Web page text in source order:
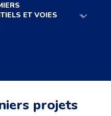
ET VOIES
projets